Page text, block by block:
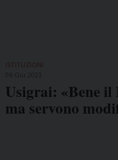
ISTITUZIONI
Usigrai: «Bene il
ma servono